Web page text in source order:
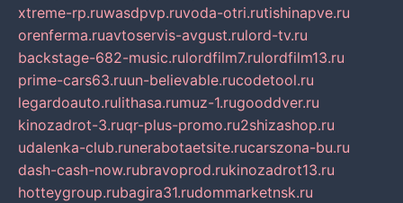
xtreme-rp.ruwasdpvp.ruvoda-otri.rutishinapve.ru
orenferma.ruavtoservis-avgust.rulord-tv.ru
backstage-682-music.rulordfilm7.rulordfilm13.ru
prime-cars63.ruun-believable.rucodetool.ru
legardoauto.rulithasa.rumuz-1.rugooddver.ru
kinozadrot-3.ruqr-plus-promo.ru2shizashop.ru
udalenka-club.runerabotaetsite.rucarszona-bu.ru
dash-cash-now.rubravoprod.rukinozadrot13.ru
hotteygroup.rubagira31.rudommarketnsk.ru